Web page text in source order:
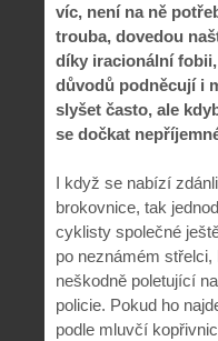
víc, není na ně
trouba, dovedou
díky iracionální
důvodů podněcují i
slyšet často, ale
se dočkat
I když se nabízí
brokovnice, tak
cyklisty společné
po neznámém
neškodně poletující
policie. Pokud ho
podle mluvčí